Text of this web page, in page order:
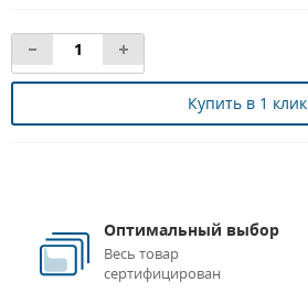
Купить в 1 клик
Оптимальный выбор
Весь товар
сертифицирован